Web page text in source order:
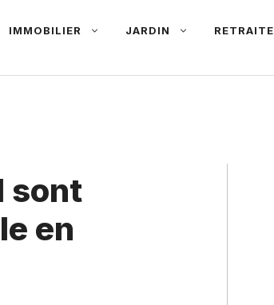
IMMOBILIER JARDIN RETRAITE
sont
en